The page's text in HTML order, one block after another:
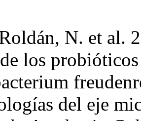
N. et al.
los
del eje